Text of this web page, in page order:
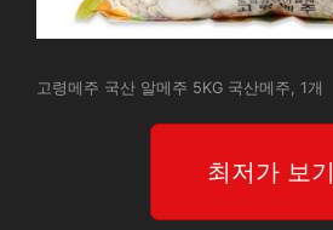
고령메주 국산 알메주 5KG 국산메주, 1개
최저가 보기